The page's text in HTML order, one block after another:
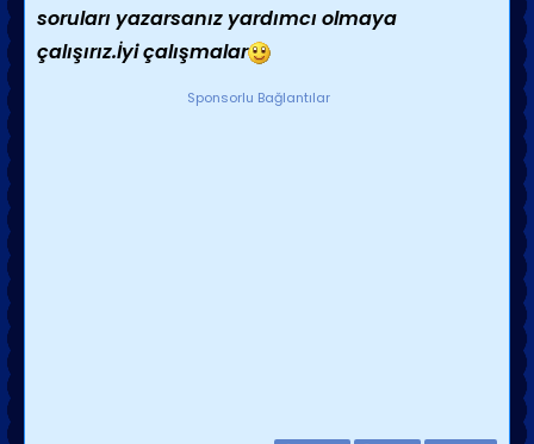
soruları yazarsanız yardımcı olmaya
çalışırız.İyi çalışmalar
Sponsorlu Bağlantılar